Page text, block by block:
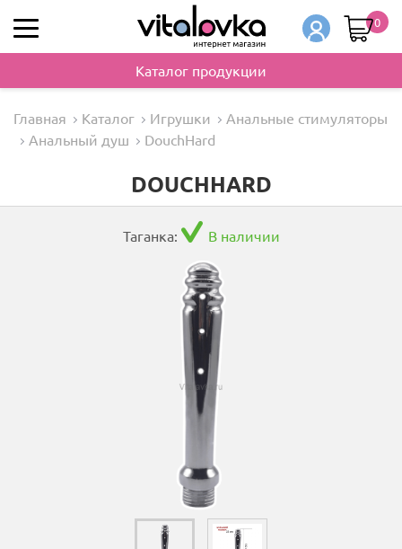
0
Каталог продукции
Главная Каталог Игрушки
Анальные стимуляторы
Анальный душ
DouchHard
DOUCHHARD
Таганка: В наличии